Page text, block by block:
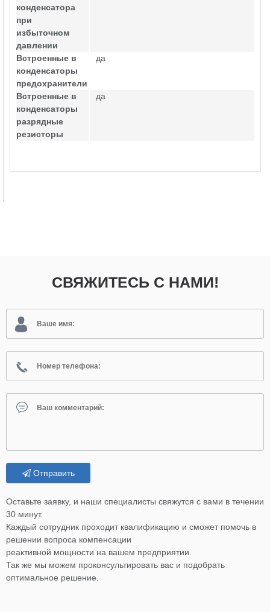
конденсатора
при
избыточном
давлении
Встроенные в
конденсаторы
предохранители
да
Встроенные в
конденсаторы
разрядные
резисторы
да
СВЯЖИТЕСЬ С НАМИ!
Отправить
Оставьте заявку, и наши специалисты свяжутся с вами в течении
30 минут.
Каждый сотрудник проходит квалификацию и сможет помочь в
решении вопроса компенсации
реактивной мощности на вашем предприятии.
Так же мы можем проконсультировать вас и подобрать
оптимальное решение.